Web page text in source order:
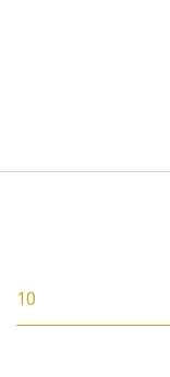
10